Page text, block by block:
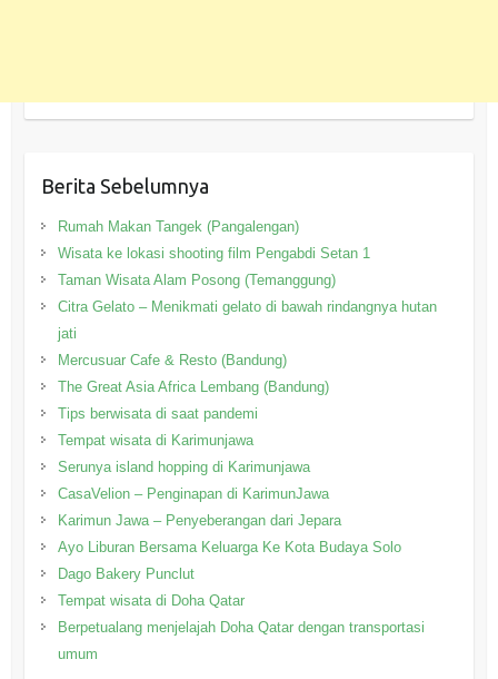
Berita Sebelumnya
Rumah Makan Tangek (Pangalengan)
Wisata ke lokasi shooting film Pengabdi Setan 1
Taman Wisata Alam Posong (Temanggung)
Citra Gelato – Menikmati gelato di bawah rindangnya hutan
jati
Mercusuar Cafe & Resto (Bandung)
The Great Asia Africa Lembang (Bandung)
Tips berwisata di saat pandemi
Tempat wisata di Karimunjawa
Serunya island hopping di Karimunjawa
CasaVelion – Penginapan di KarimunJawa
Karimun Jawa – Penyeberangan dari Jepara
Ayo Liburan Bersama Keluarga Ke Kota Budaya Solo
Dago Bakery Punclut
Tempat wisata di Doha Qatar
Berpetualang menjelajah Doha Qatar dengan transportasi
umum